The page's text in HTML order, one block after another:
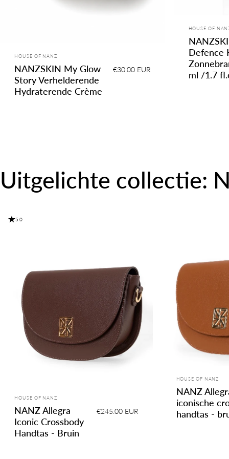
Leverancier:
HOUSE OF NANZ
NANZSKIN My Glow
Story Verhelderende
Hydraterende Crème
€30.00 EUR
Leverancier:
HOUSE OF
Defence
ml /1.7
Uitgelichte collectie:
5.0
Leverancier:
HOUSE OF NANZ
NANZ Allegra
Iconic Crossbody
Handtas - Bruin
€245.00 EUR
Leverancier:
HOUSE OF NANZ
NANZ
iconische
handtas -